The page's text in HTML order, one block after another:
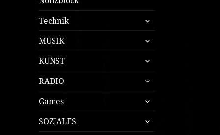
Technik
untermenü
öffnen
MUSIK
untermenü
öffnen
KUNST
untermenü
öffnen
RADIO
untermenü
öffnen
Games
untermenü
öffnen
SOZIALES
untermenü
öffnen